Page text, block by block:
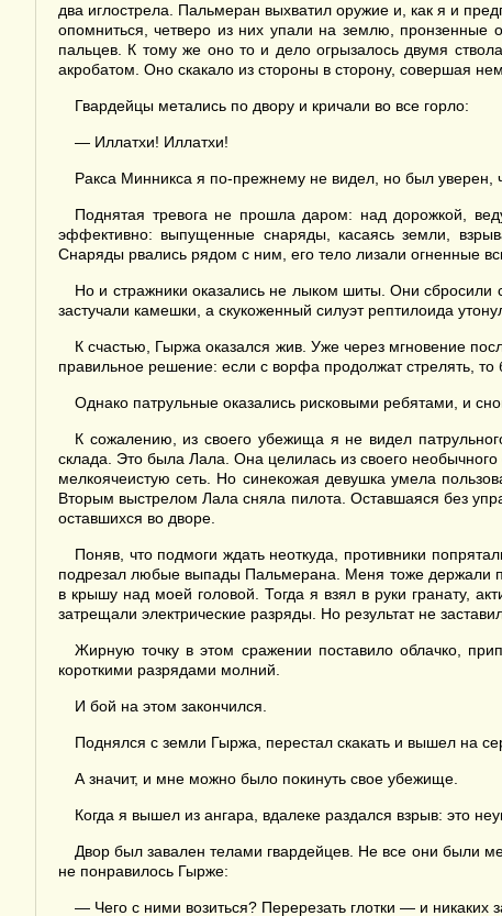
два иглострела. Пальмеран выхватил оружие и, как я и
опомниться, четверо из них упали на землю, пронзенные
пальцев. К тому же оно то и дело огрызалось двумя
акробатом. Оно скакало из стороны в сторону, совершая
Гвардейцы метались по двору и кричали во все горло:
— Иллатхи! Иллатхи!
Ракса Минникса я по-прежнему не видел, но был уверен,
Поднятая тревога не прошла даром: над дорожкой,
эффективно: выпущенные снаряды, касаясь земли,
Снаряды рвались рядом с ним, его тело лизали огненные
Но и стражники оказались не лыком шиты. Они сбросили
застучали камешки, а скукоженный силуэт рептилоида
К счастью, Гыржа оказался жив. Уже через мгновение
правильное решение: если с ворфа продолжат стрелять, то
Однако патрульные оказались рисковыми ребятами, и
К сожалению, из своего убежища я не видел
склада. Это была Лала. Она целилась из своего
мелкоячеистую сеть. Но синекожая девушка умела
Вторым выстрелом Лала сняла пилота. Оставшаяся без
оставшихся во дворе.
Поняв, что подмоги ждать неоткуда, противники
подрезал любые выпады Пальмерана. Меня тоже держали
в крышу над моей головой. Тогда я взял в руки гранату,
затрещали электрические разряды. Но результат не
Жирную точку в этом сражении поставило облачко,
короткими разрядами молний.
И бой на этом закончился.
Поднялся с земли Гыржа, перестал скакать и вышел на
А значит, и мне можно было покинуть свое убежище.
Когда я вышел из ангара, вдалеке раздался взрыв: это
Двор был завален телами гвардейцев. Не все они были
не понравилось Гырже:
— Чего с ними возиться? Перерезать глотки — и никаких